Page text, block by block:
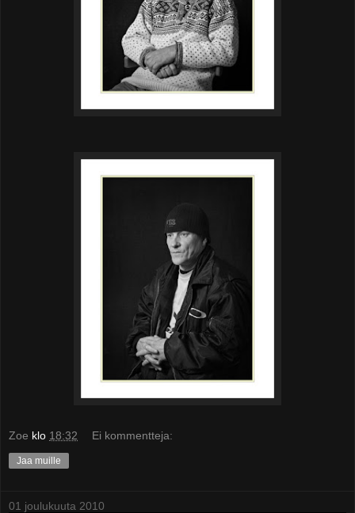
Zoe klo 18:32 Ei kommentteja:
Jaa muille
01 joulukuuta 2010